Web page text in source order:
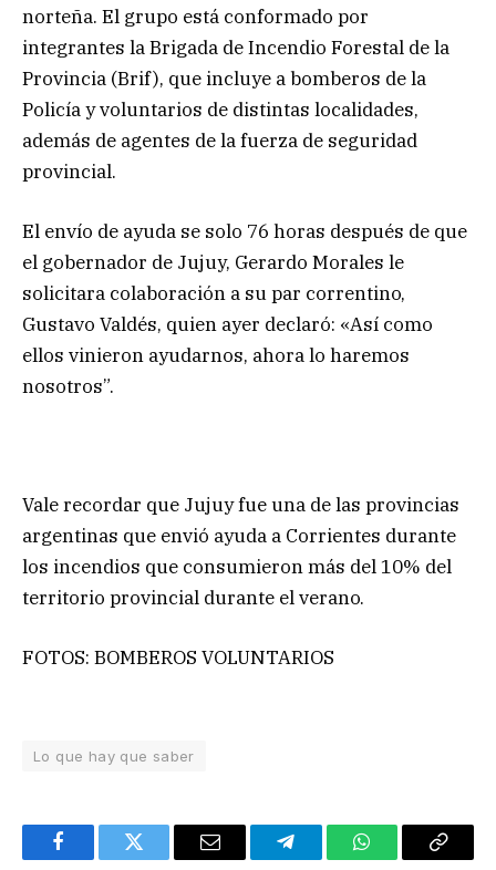
norteña. El grupo está conformado por
integrantes la Brigada de Incendio Forestal de la
Provincia (Brif), que incluye a bomberos de la
Policía y voluntarios de distintas localidades,
además de agentes de la fuerza de seguridad
provincial.
El envío de ayuda se solo 76 horas después de que
el gobernador de Jujuy, Gerardo Morales le
solicitara colaboración a su par correntino,
Gustavo Valdés, quien ayer declaró: «Así como
ellos vinieron ayudarnos, ahora lo haremos
nosotros”.
Vale recordar que Jujuy fue una de las provincias
argentinas que envió ayuda a Corrientes durante
los incendios que consumieron más del 10% del
territorio provincial durante el verano.
FOTOS: BOMBEROS VOLUNTARIOS
Lo que hay que saber
FacebookTwitter Email TelegramWhatsAppCopy